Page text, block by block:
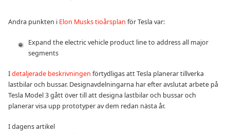
Andra punkten i Elon Musks tioårsplan för Tesla var:
Expand the electric vehicle product line to address all major
segments
Idetaljerade beskrivningen förtydligas att Tesla planerar tillverka
lastbilar och bussar. Designavdelningarna har efter avslutat arbete på
Tesla Model 3 gått över till att designa lastbilar och bussar och
planerar visa upp prototyper av dem redan nästa år.
I dagens artikel